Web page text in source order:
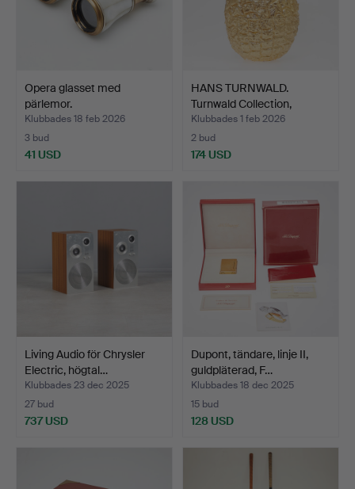
Opera glasset med
pärlemor.
Klubbades 18 feb 2026
3 bud
41 USD
HANS TURNWALD.
Turnwald Collection,
glassk…
Klubbades 1 feb 2026
2 bud
174 USD
Living Audio för Chrysler
Electric, högtal…
Klubbades 23 dec 2025
27 bud
737 USD
Dupont, tändare, linje II,
guldpläterad, F…
Klubbades 18 dec 2025
15 bud
128 USD